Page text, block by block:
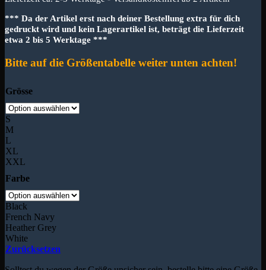
*** Da der Artikel erst nach deiner Bestellung extra für dich
gedruckt wird und kein Lagerartikel ist, beträgt die Lieferzeit
etwa 2 bis 5 Werktage ***
Bitte auf die Größentabelle weiter unten achten!
Grösse
S
M
L
XL
XXL
Farbe
Black
French Navy
Heather Grey
White
Zurücksetzen